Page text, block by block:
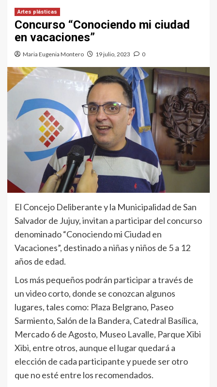
Artes plásticas
Concurso “Conociendo mi ciudad
en vacaciones”
Maria Eugenia Montero 19 julio, 2023 0
El Concejo Deliberante y la Municipalidad de San
Salvador de Jujuy, invitan a participar del concurso
denominado “Conociendo mi Ciudad en
Vacaciones”, destinado a niñas y niños de 5 a 12
años de edad.
Los más pequeños podrán participar a través de
un video corto, donde se conozcan algunos
lugares, tales como: Plaza Belgrano, Paseo
Sarmiento, Salón de la Bandera, Catedral Basílica,
Mercado 6 de Agosto, Museo Lavalle, Parque Xibi
Xibi, entre otros, aunque el lugar quedará a
elección de cada participante y puede ser otro
que no esté entre los recomendados.